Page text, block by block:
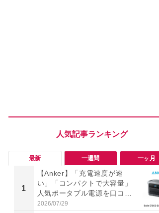
最新 一週間 一ヶ月
1
【Anker】「充電速度が速
い」「コンパクトで大容量」
人気ポータブル電源を口コミ
調査！キャンプや防災にイチ
2026/07/29